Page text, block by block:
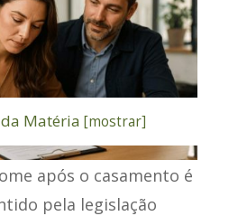
Matéria [mostrar]
após o casamento é
pela legislação